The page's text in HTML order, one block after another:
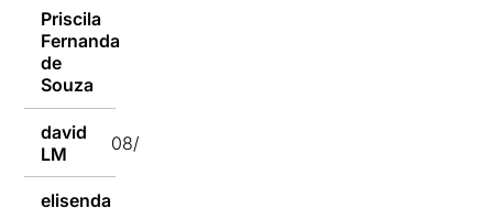
Priscila
Fernanda
de
Souza
david
LM
08/01/2016
elisenda